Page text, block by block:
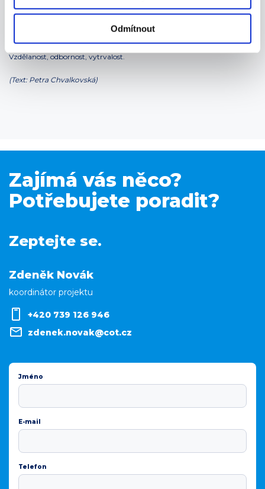
Odmítnout
Kdybyste měl Třídu F popsat třemi slovy,
Vzdělanost, odbornost, vytrvalost.
(Text: Petra Chvalkovská)
Zajímá vás něco?
Potřebujete poradit?
Zeptejte se.
Zdeněk Novák
koordinátor projektu
+420 739 126 946
zdenek.novak@cot.cz
Jméno
E-mail
Telefon